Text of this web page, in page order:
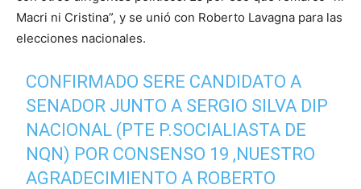
Macri ni Cristina”, y se unió con Roberto Lavagna para las
elecciones nacionales.
CONFIRMADO SERE CANDIDATO A
SENADOR JUNTO A SERGIO SILVA DIP
NACIONAL (PTE P.SOCIALIASTA DE
NQN) POR CONSENSO 19 ,NUESTRO
AGRADECIMIENTO A ROBERTO